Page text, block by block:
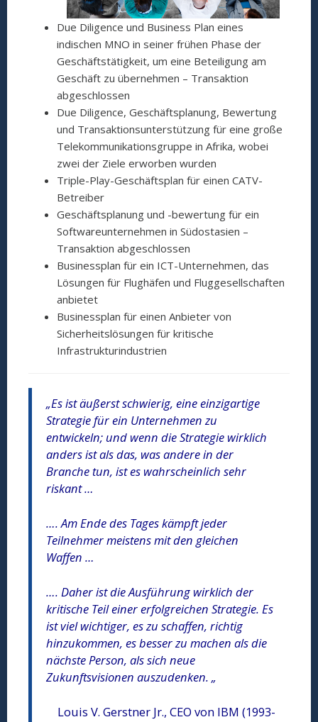
Due Diligence und Business Plan eines
indischen MNO in seiner frühen Phase der
Geschäftstätigkeit, um eine Beteiligung am
Geschäft zu übernehmen – Transaktion
abgeschlossen
Due Diligence, Geschäftsplanung, Bewertung
und Transaktionsunterstützung für eine große
Telekommunikationsgruppe in Afrika, wobei
zwei der Ziele erworben wurden
Triple-Play-Geschäftsplan für einen CATV-
Betreiber
Geschäftsplanung und -bewertung für ein
Softwareunternehmen in Südostasien –
Transaktion abgeschlossen
Businessplan für ein ICT-Unternehmen, das
Lösungen für Flughäfen und Fluggesellschaften
anbietet
Businessplan für einen Anbieter von
Sicherheitslösungen für kritische
Infrastrukturindustrien
„Es ist äußerst schwierig, eine einzigartige
Strategie für ein Unternehmen zu
entwickeln; und wenn die Strategie wirklich
anders ist als das, was andere in der
Branche tun, ist es wahrscheinlich sehr
riskant …
…. Am Ende des Tages kämpft jeder
Teilnehmer meistens mit den gleichen
Waffen …
…. Daher ist die Ausführung wirklich der
kritische Teil einer erfolgreichen Strategie. Es
ist viel wichtiger, es zu schaffen, richtig
hinzukommen, es besser zu machen als die
nächste Person, als sich neue
Zukunftsvisionen auszudenken. „
Louis V. Gerstner Jr., CEO von IBM (1993-